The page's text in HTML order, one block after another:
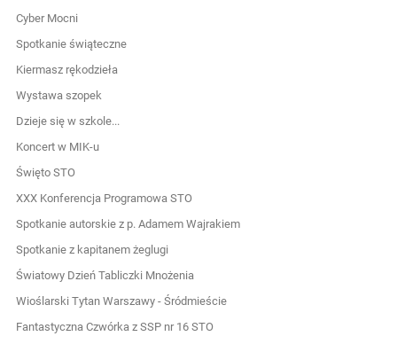
Cyber Mocni
Spotkanie świąteczne
Kiermasz rękodzieła
Wystawa szopek
Dzieje się w szkole...
Koncert w MIK-u
Święto STO
XXX Konferencja Programowa STO
Spotkanie autorskie z p. Adamem Wajrakiem
Spotkanie z kapitanem żeglugi
Światowy Dzień Tabliczki Mnożenia
Wioślarski Tytan Warszawy - Śródmieście
Fantastyczna Czwórka z SSP nr 16 STO